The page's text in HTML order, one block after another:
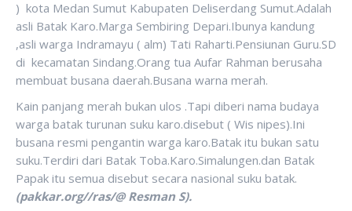
) kota Medan Sumut Kabupaten Deliserdang Sumut.Adalah
asli Batak Karo.Marga Sembiring Depari.Ibunya kandung
,asli warga Indramayu ( alm) Tati Raharti.Pensiunan Guru.SD
di kecamatan Sindang.Orang tua Aufar Rahman berusaha
membuat busana daerah.Busana warna merah.
Kain panjang merah bukan ulos .Tapi diberi nama budaya
warga batak turunan suku karo.disebut ( Wis nipes).Ini
busana resmi pengantin warga karo.Batak itu bukan satu
suku.Terdiri dari Batak Toba.Karo.Simalungen.dan Batak
Papak itu semua disebut secara nasional suku batak.
(pakkar.org//ras/@ Resman S).